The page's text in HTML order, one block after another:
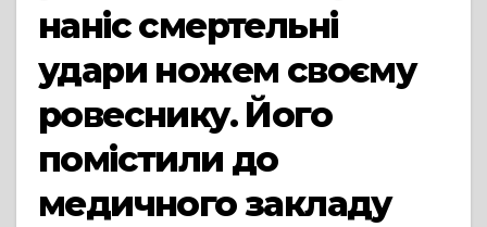
наніс смертельні
удари ножем своєму
ровеснику. Його
помістили до
медичного закладу